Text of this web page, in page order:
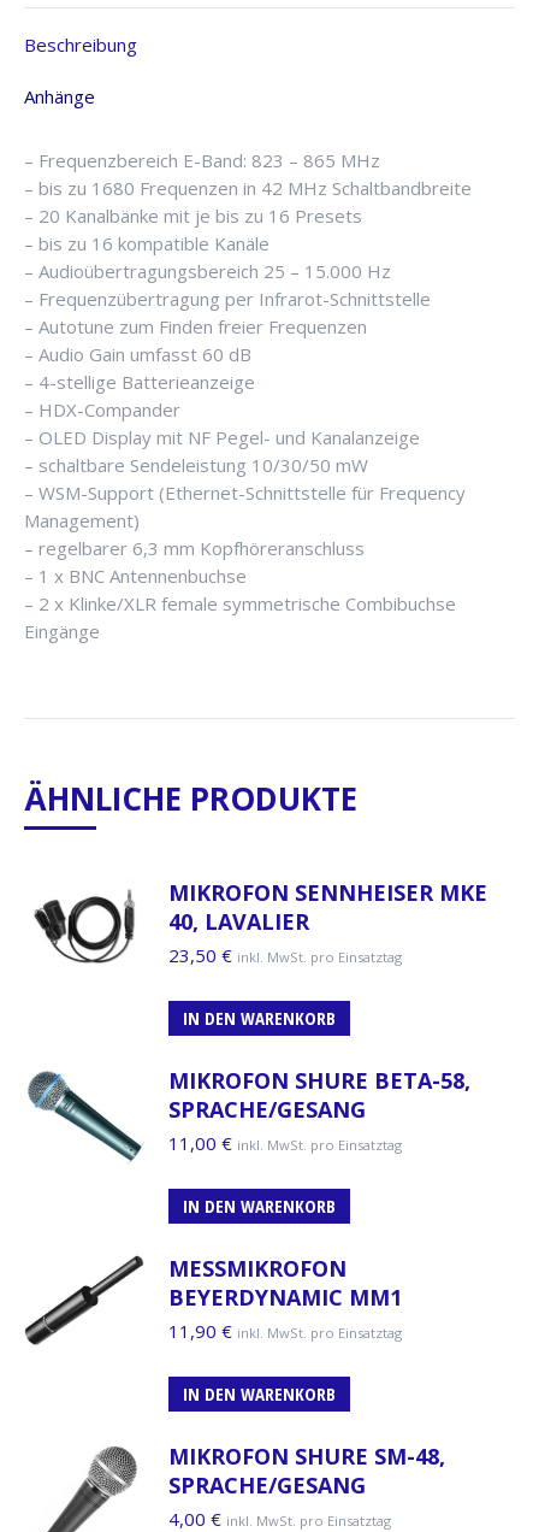
Beschreibung
Anhänge
– Frequenzbereich E-Band: 823 – 865 MHz
– bis zu 1680 Frequenzen in 42 MHz Schaltbandbreite
– 20 Kanalbänke mit je bis zu 16 Presets
– bis zu 16 kompatible Kanäle
– Audioübertragungsbereich 25 – 15.000 Hz
– Frequenzübertragung per Infrarot-Schnittstelle
– Autotune zum Finden freier Frequenzen
– Audio Gain umfasst 60 dB
– 4-stellige Batterieanzeige
– HDX-Compander
– OLED Display mit NF Pegel- und Kanalanzeige
– schaltbare Sendeleistung 10/30/50 mW
– WSM-Support (Ethernet-Schnittstelle für Frequency
Management)
– regelbarer 6,3 mm Kopfhöreranschluss
– 1 x BNC Antennenbuchse
– 2 x Klinke/XLR female symmetrische Combibuchse
Eingänge
ÄHNLICHE PRODUKTE
MIKROFON SENNHEISER MKE
40, LAVALIER
23,50 € inkl. MwSt. pro Einsatztag
IN DEN WARENKORB
MIKROFON SHURE BETA-58,
SPRACHE/GESANG
11,00 € inkl. MwSt. pro Einsatztag
IN DEN WARENKORB
MESSMIKROFON
BEYERDYNAMIC MM1
11,90 € inkl. MwSt. pro Einsatztag
IN DEN WARENKORB
MIKROFON SHURE SM-48,
SPRACHE/GESANG
4,00 € inkl. MwSt. pro Einsatztag